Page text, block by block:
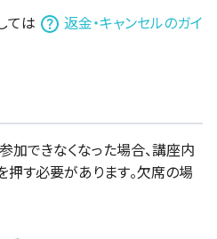
ては
返金・キャンセルのガイ
できなくなった場合、講座内
押す必要があります。欠席の場